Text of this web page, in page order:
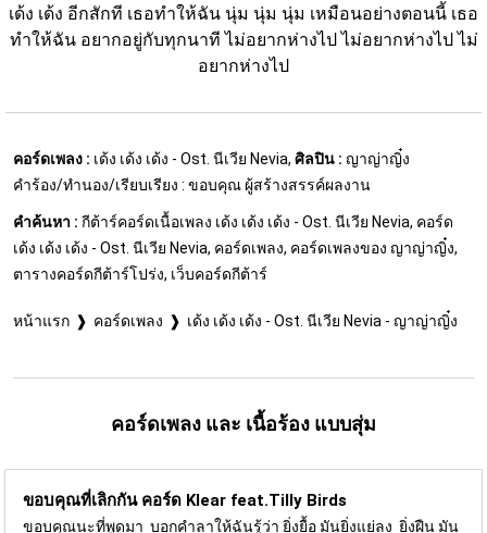
เด้ง เด้ง อีกสักที เธอทำให้ฉัน นุ่ม นุ่ม นุ่ม เหมือนอย่างตอนนี้ เธอ
ทำให้ฉัน อยากอยู่กับทุกนาที ไม่อยากห่างไป ไม่อยากห่างไป ไม่
อยากห่างไป
คอร์ดเพลง : เด้ง เด้ง เด้ง - Ost. นีเวีย Nevia, ศิลปิน : ญาญ่าญิ๋ง
คำร้อง/ทำนอง/เรียบเรียง : ขอบคุณ ผู้สร้างสรรค์ผลงาน
คำค้นหา : กีต้าร์คอร์ดเนื้อเพลง เด้ง เด้ง เด้ง - Ost. นีเวีย Nevia, คอร์ด
เด้ง เด้ง เด้ง - Ost. นีเวีย Nevia, คอร์ดเพลง, คอร์ดเพลงของ ญาญ่าญิ๋ง,
ตารางคอร์ดกีต้าร์โปร่ง, เว็บคอร์ดกีต้าร์
หน้าแรก คอร์ดเพลง เด้ง เด้ง เด้ง - Ost. นีเวีย Nevia - ญาญ่าญิ๋ง
คอร์ดเพลง และ เนื้อร้อง แบบสุ่ม
ขอบคุณที่เลิกกัน คอร์ด Klear feat.Tilly Birds
ขอบคุณนะที่พูดมา บอกคำลาให้ฉันรู้ว่า ยิ่งยื้อ มันยิ่งแย่ลง ยิ่งฝืน มัน